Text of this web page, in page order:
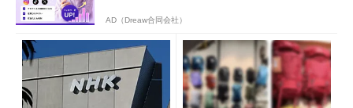
AD（Dreaw合同会社）